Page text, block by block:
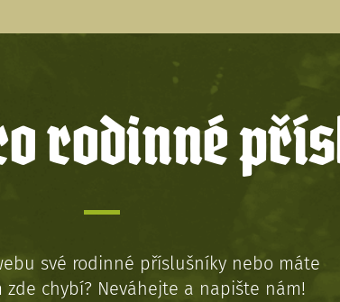
rodinné
své rodinné příslušníky nebo máte
zde chybí? Neváhejte a napište nám!